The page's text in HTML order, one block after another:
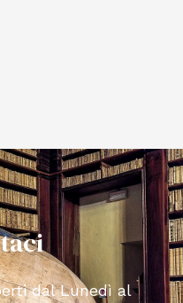
dal Lunedì al